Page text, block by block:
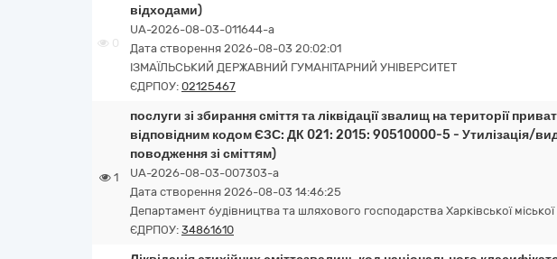
0
відходами)
UA-2026-08-03-011644-a
Дата створення 2026-08-03 20:02:01
ІЗМАЇЛЬСЬКИЙ ДЕРЖАВНИЙ ГУМАНІТАРНИЙ УНІВЕРСИТЕТ
ЄДРПОУ: 02125467
1
послуги зі збирання сміття та ліквідації звалищ на території
відповідним кодом ЄЗС: ДК 021: 2015: 90510000-5 - Утилізація/
поводження зі сміттям)
UA-2026-08-03-007303-a
Дата створення 2026-08-03 14:46:25
Департамент будівництва та шляхового господарства Харківської міської
ЄДРПОУ: 34861610